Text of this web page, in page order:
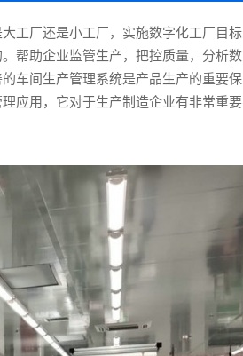
工厂还是小工厂，实施数字化工厂目标
帮助企业监管生产，把控质量，分析数
车间生产管理系统是产品生产的重要保
应用，它对于生产制造企业有非常重要